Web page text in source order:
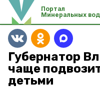
Портал
Минеральных вод
Губернатор
чаще
детьми